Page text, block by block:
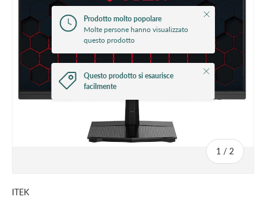
1 / di
2
Prodotto molto popolare
Molte persone hanno visualizzato
questo prodotto
Chiudi
Questo prodotto si esaurisce
facilmente
Chiudi
ITEK